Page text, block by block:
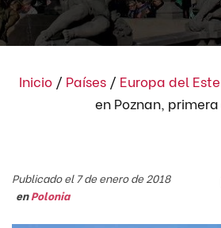
Inicio / Países / Europa del Este
en Poznan,
Publicado el 7 de enero de 2018
enPolonia